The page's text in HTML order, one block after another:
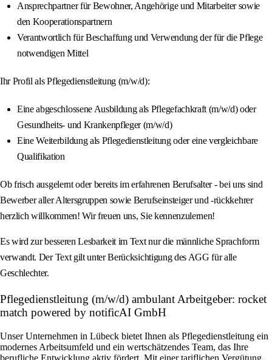
Ansprechpartner für Bewohner, Angehörige und Mitarbeiter sowie
den Kooperationspartnern
Verantwortlich für Beschaffung und Verwendung der für die Pflege
notwendigen Mittel
Ihr Profil als Pflegedienstleitung (m/w/d):
Eine abgeschlossene Ausbildung als Pflegefachkraft (m/w/d) oder
Gesundheits- und Krankenpfleger (m/w/d)
Eine Weiterbildung als Pflegedienstleitung oder eine vergleichbare
Qualifikation
Ob frisch ausgelernt oder bereits im erfahrenen Berufsalter - bei uns sind
Bewerber aller Altersgruppen sowie Berufseinsteiger und -rückkehrer
herzlich willkommen! Wir freuen uns, Sie kennenzulernen!
Es wird zur besseren Lesbarkeit im Text nur die männliche Sprachform
verwandt. Der Text gilt unter Berücksichtigung des AGG für alle
Geschlechter.
Pflegedienstleitung (m/w/d) ambulant Arbeitgeber: rocket
match powered by notificAI GmbH
Unser Unternehmen in Lübeck bietet Ihnen als Pflegedienstleitung ein
modernes Arbeitsumfeld und ein wertschätzendes Team, das Ihre
berufliche Entwicklung aktiv fördert. Mit einer tariflichen Vergütung,